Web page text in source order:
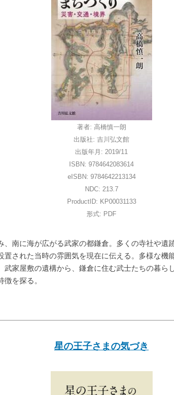
著者: 高橋慎一朗
出版社: 吉川弘文館
出版年月: 2019/11
ISBN: 9784642083614
eISBN: 9784642213134
NDC: 213.7
ProductID: KP00031133
形式: PDF
、南に海が広がる武家の都鎌倉。多くの寺社や遺
置された当時の雰囲気を現在に伝える。多様な機
武家屋敷の遺構から、鎌倉に住む武士たちの暮ら
を探る。
星の王子さまの気づき